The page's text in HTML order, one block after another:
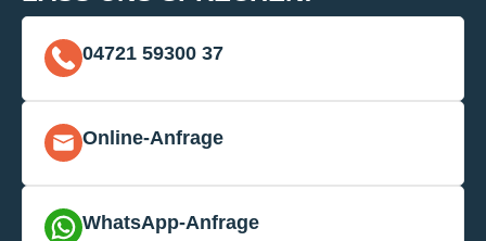
04721 59300 37
Online-Anfrage
WhatsApp-Anfrage